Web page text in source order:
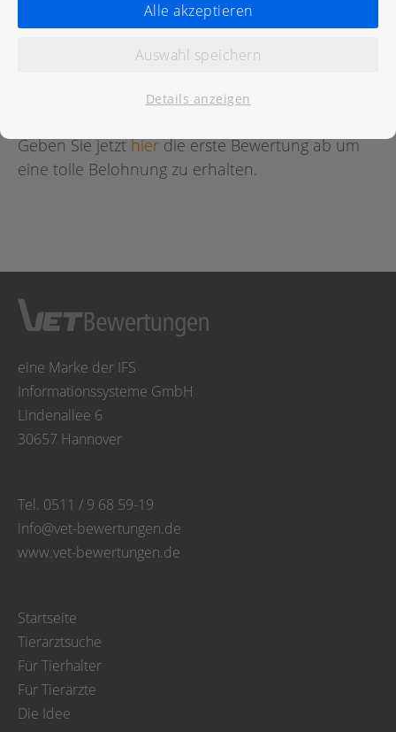
Bewertungen
Geben Sie jetzthierdie erste Bewertung ab um
eine tolle Belohnung zu erhalten.
eine Marke der IFS
Informationssysteme GmbH
Lindenallee 6
30657 Hannover
Tel. 0511 / 9 68 59-19
info@vet-bewertungen.de
www.vet-bewertungen.de
Startseite
Tierarztsuche
Für Tierhalter
Für Tierärzte
Die Idee
Alle akzeptieren
Auswahl speichern
Details anzeigen